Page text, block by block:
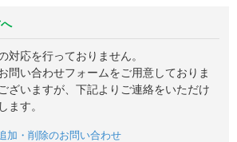
対応を行っておりません。
問い合わせフォームをご用意しておりま
ざいますが、下記よりご連絡をいただけ
ます。
加・削除のお問い合わせ